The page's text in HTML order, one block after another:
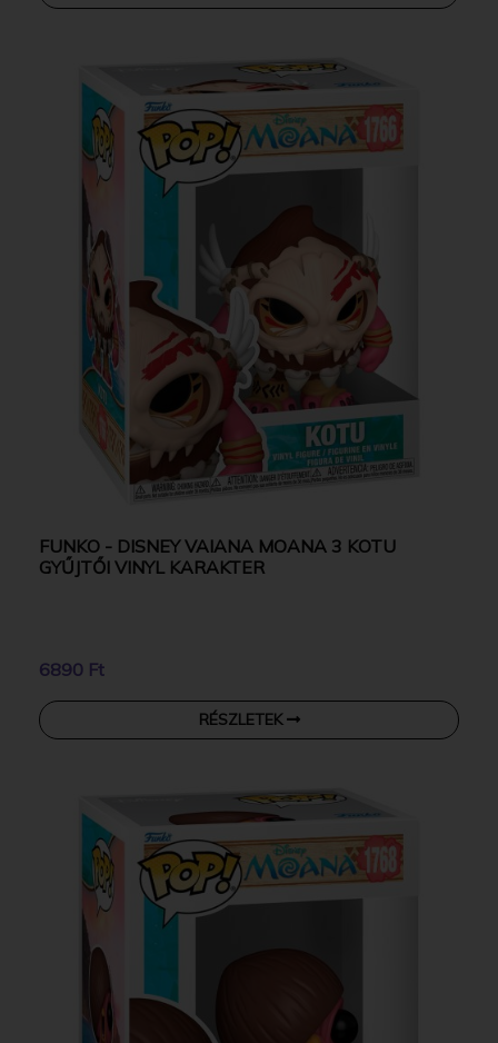
FUNKO - DISNEY VAIANA MOANA 3 KOTU
GYŰJTŐI VINYL KARAKTER
6890 Ft
RÉSZLETEK